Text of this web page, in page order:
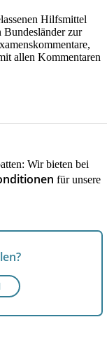
Hilfsmittel
zur
allen Kommentaren
Wir bieten bei
für unsere